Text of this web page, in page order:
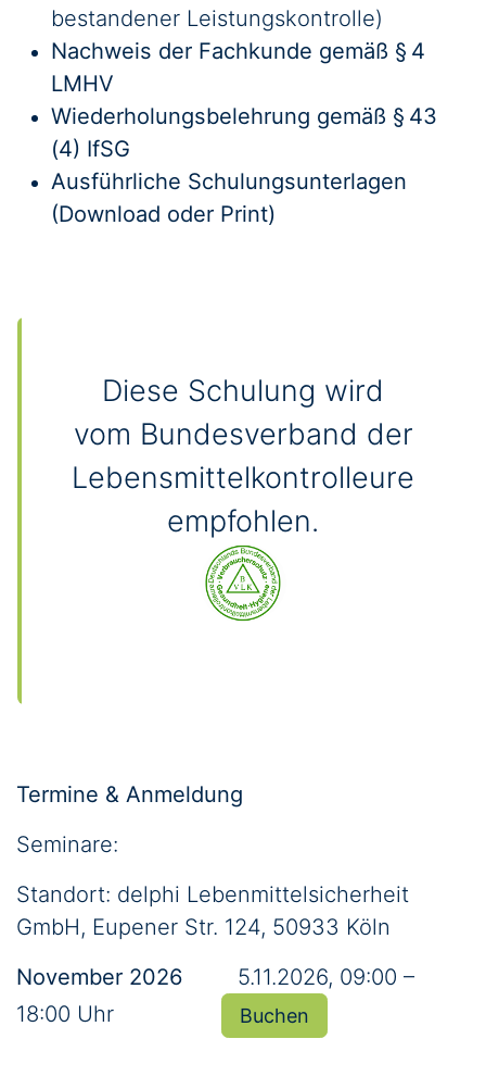
bestandener Leistungskontrolle)
Nachweis der Fachkunde gemäß § 4
LMHV
Wiederholungsbelehrung gemäß § 43
(4) IfSG
Ausführliche Schulungsunterlagen
(Download oder Print)
Diese Schulung wird
vom Bundesverband der
Lebensmittelkontrolleure
empfohlen.
Termine & Anmeldung
Seminare:
Standort: delphi Lebenmittelsicherheit
GmbH, Eupener Str. 124, 50933 Köln
November 2026
​5.11.2026, 09:00 –
18:00 Uhr
Buchen